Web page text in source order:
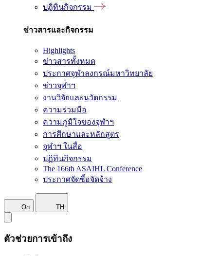
ปฏิทินกิจกรรม
ข่าวสารและกิจกรรม
Highlights
ข่าวสารทั้งหมด
ประกาศจุฬาลงกรณ์มหาวิทยาลัย
ข่าวจุฬาฯ
งานวิจัยและนวัตกรรม
ความร่วมมือ
ความภูมิใจของจุฬาฯ
การศึกษาและหลักสูตร
จุฬาฯ ในสื่อ
ปฏิทินกิจกรรม
The 166th ASAIHL Conference
ประกาศจัดซื้อจัดจ้าง
On TH
ตัวช่วยการเข้าถึง